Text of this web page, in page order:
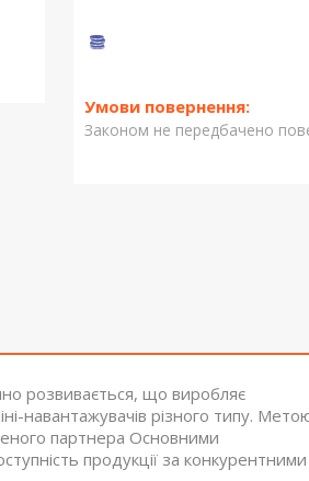
Законом не передбачено
розвивається, що виробляє
навантажувачів різного типу.
партнера Основними
продукції за конкурентними